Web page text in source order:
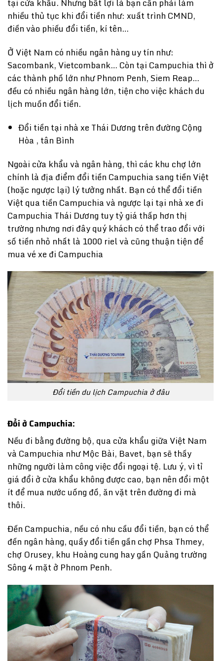
tại cửa khẩu. Nhưng bất lợi là bạn cần phải làm
nhiều thủ tục khi đổi tiền như: xuất trình CMND,
điền vào phiếu đổi tiền, kí tên…
Ở Việt Nam có nhiều ngân hàng uy tín như:
Sacombank, Vietcombank… Còn tại Campuchia thì ở
các thành phố lớn như Phnom Penh, Siem Reap…
đều có nhiều ngân hàng lớn, tiện cho việc khách du
lịch muốn đổi tiền.
Đổi tiền tại nhà xe Thái Dương trên đường Cộng
Hòa , tân Bình
Ngoài cửa khẩu và ngân hàng, thì các khu chợ lớn
chính là địa điểm đổi tiền Campuchia sang tiền Việt
(hoặc ngược lại) lý tưởng nhất. Bạn có thể đổi tiền
Việt qua tiền Campuchia và ngược lại tại nhà xe đi
Campuchia Thái Dương tuy tỷ giá thấp hơn thị
trường nhưng nơi đây quý khách có thể trao đổi với
số tiền nhỏ nhất là 1000 riel và cũng thuận tiện để
mua vé xe đi Campuchia
Đổi tiền du lịch Campuchia ở đâu
Đổi ở Campuchia:
Nếu đi bằng đường bộ, qua cửa khẩu giữa Việt Nam
và Campuchia như Mộc Bài, Bavet, bạn sẽ thấy
những người làm công việc đổi ngoại tệ. Lưu ý, vì tỉ
giá đổi ở cửa khẩu không được cao, bạn nên đổi một
ít để mua nước uống đồ, ăn vặt trên đường đi mà
thôi.
Đến Campuchia, nếu có nhu cầu đổi tiền, bạn có thể
đến ngân hàng, quầy đổi tiền gần chợ Phsa Thmey,
chợ Orusey, khu Hoàng cung hay gần Quảng trường
Sông 4 mặt ở Phnom Penh.